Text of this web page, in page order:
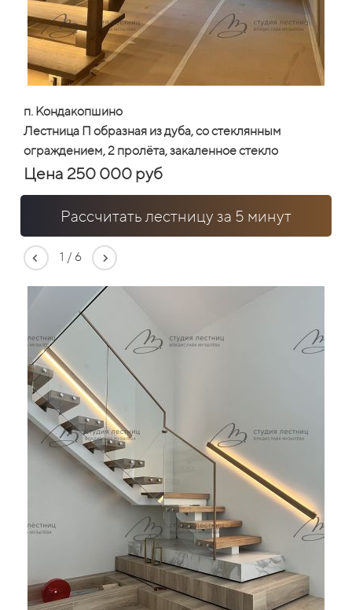
п. Кондакопшино
Лестница П образная из дуба, со стеклянным
ограждением, 2 пролёта, закаленное стекло
Цена 250 000 руб
Рассчитать лестницу за 5 минут
1 / 6